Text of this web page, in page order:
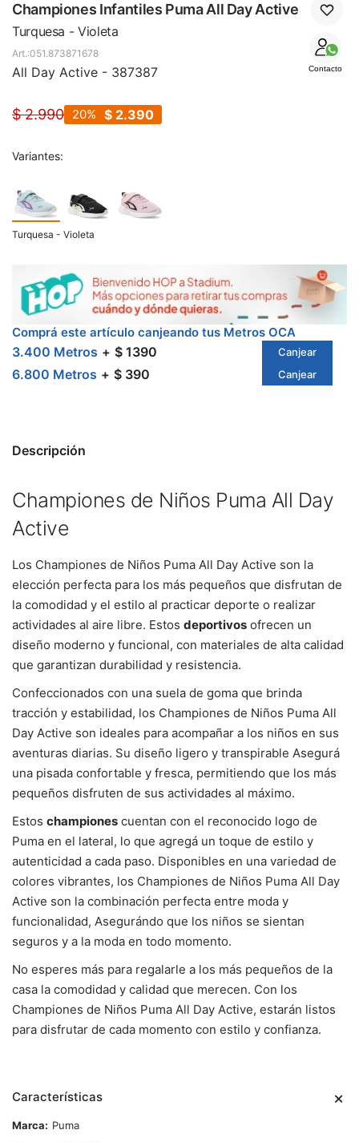
Championes Infantiles Puma All Day Active
Turquesa - Violeta
Contacto
051.873871678
All Day Active - 387387
$ 2.990 $ 2.390
20
Variantes:
Turquesa - Violeta
Comprá este artículo canjeando tus Metros OCA
3.400 Metros $ 1390 Canjear
6.800 Metros $ 390 Canjear
Descripción
Championes de Niños Puma All Day
Active
Los Championes de Niños Puma All Day Active son la
elección perfecta para los más pequeños que disfrutan de
la comodidad y el estilo al practicar deporte o realizar
actividades al aire libre. Estos deportivos ofrecen un
diseño moderno y funcional, con materiales de alta calidad
que garantizan durabilidad y resistencia.
Confeccionados con una suela de goma que brinda
tracción y estabilidad, los Championes de Niños Puma All
Day Active son ideales para acompañar a los niños en sus
aventuras diarias. Su diseño ligero y transpirable Asegurá
una pisada confortable y fresca, permitiendo que los más
pequeños disfruten de sus actividades al máximo.
Estos championes cuentan con el reconocido logo de
Puma en el lateral, lo que agregá un toque de estilo y
autenticidad a cada paso. Disponibles en una variedad de
colores vibrantes, los Championes de Niños Puma All Day
Active son la combinación perfecta entre moda y
funcionalidad, Asegurándo que los niños se sientan
seguros y a la moda en todo momento.
No esperes más para regalarle a los más pequeños de la
casa la comodidad y calidad que merecen. Con los
Championes de Niños Puma All Day Active, estarán listos
para disfrutar de cada momento con estilo y confianza.
Características
Marca
Puma